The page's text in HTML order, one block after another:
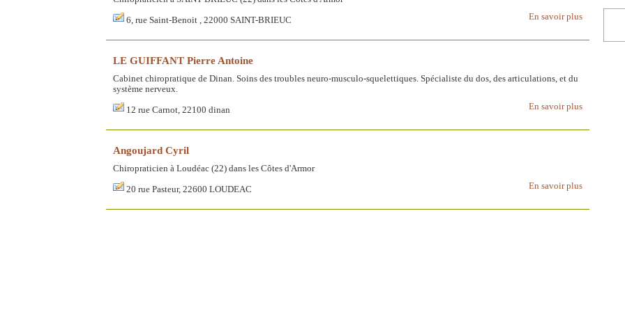
En savoir plus
6, rue Saint-Benoit , 22000 SAINT-BRIEUC
LE GUIFFANT Pierre Antoine
Cabinet chiropratique de Dinan. Soins des troubles neuro-musculo-squelettiques. Spécialiste du dos, des articulations, et du
système nerveux.
En savoir plus
12 rue Carnot, 22100 dinan
Angoujard Cyril
Chiropraticien à Loudéac (22) dans les Côtes d'Armor
En savoir plus
20 rue Pasteur, 22600 LOUDEAC